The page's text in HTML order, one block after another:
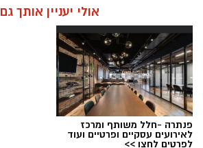
אולי יעניין אותך גם
פנתרה -חלל משותף ומרכז
לאירועים עסקיים ופרטיים ועוד
לפרטים לחצו >>